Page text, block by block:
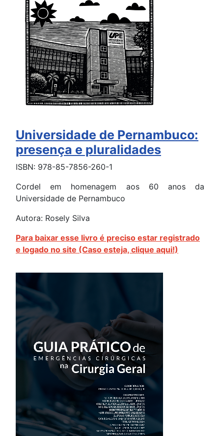
Universidade de Pernambuco:
presença e pluralidades
ISBN: 978-85-7856-260-1
Cordel em homenagem aos 60 anos da
Universidade de Pernambuco
Autora: Rosely Silva
Para baixar esse livro é preciso estar registrado
e logado no site (Caso esteja, clique aqui!)